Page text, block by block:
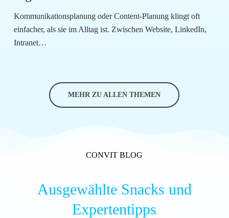
Kommunikationsplanung oder Content-Planung klingt oft
einfacher, als sie im Alltag ist. Zwischen Website, LinkedIn,
Intranet…
MEHR ZU ALLEN THEMEN
CONVIT BLOG
Ausgewählte Snacks und
Experten­tipps